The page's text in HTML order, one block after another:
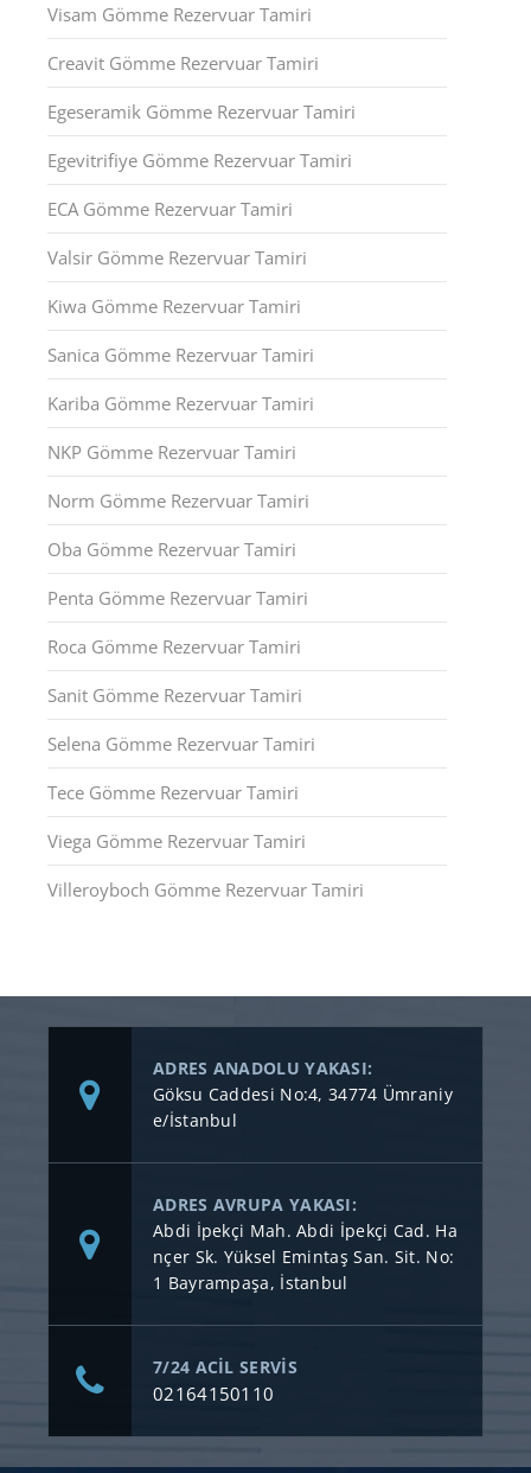
Visam Gömme Rezervuar Tamiri
Creavit Gömme Rezervuar Tamiri
Egeseramik Gömme Rezervuar Tamiri
Egevitrifiye Gömme Rezervuar Tamiri
ECA Gömme Rezervuar Tamiri
Valsir Gömme Rezervuar Tamiri
Kiwa Gömme Rezervuar Tamiri
Sanica Gömme Rezervuar Tamiri
Kariba Gömme Rezervuar Tamiri
NKP Gömme Rezervuar Tamiri
Norm Gömme Rezervuar Tamiri
Oba Gömme Rezervuar Tamiri
Penta Gömme Rezervuar Tamiri
Roca Gömme Rezervuar Tamiri
Sanit Gömme Rezervuar Tamiri
Selena Gömme Rezervuar Tamiri
Tece Gömme Rezervuar Tamiri
Viega Gömme Rezervuar Tamiri
Villeroyboch Gömme Rezervuar Tamiri
ADRES ANADOLU YAKASI:
Göksu Caddesi No:4, 34774 Ümraniy
e/İstanbul
ADRES AVRUPA YAKASI:
Abdi İpekçi Mah. Abdi İpekçi Cad. Ha
nçer Sk. Yüksel Emintaş San. Sit. No:
1 Bayrampaşa, İstanbul
7/24 ACİL SERVİS
02164150110